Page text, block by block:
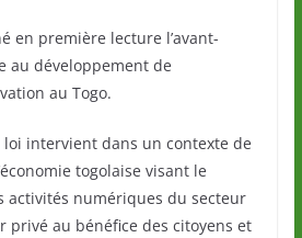
en première lecture l’avant-
au développement de
au Togo.
intervient dans un contexte de
togolaise visant le
activités numériques du secteur
privé au bénéfice des citoyens et